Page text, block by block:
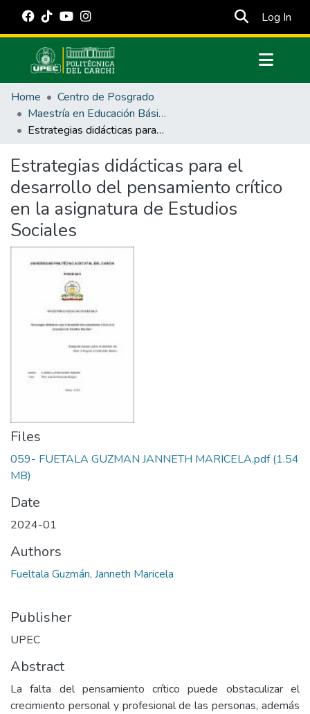
Log In
Communities & Collections
All of DSpace
Statistics
Estadísticas Externas
Manuales
Home
Centro de Posgrado
Maestría en Educación Básica
Estrategias didácticas para el desarrollo del pensamiento crítico en la asignatura de Estudios Sociales
Estrategias didácticas para el
desarrollo del pensamiento crítico
en la asignatura de Estudios
Sociales
Files
059- FUETALA GUZMAN JANNETH MARICELA.pdf(1.54
MB)
Date
2024-01
Authors
Fueltala Guzmán, Janneth Maricela
Publisher
UPEC
Abstract
La falta del pensamiento crítico puede obstaculizar el
crecimiento personal y profesional de las personas, además